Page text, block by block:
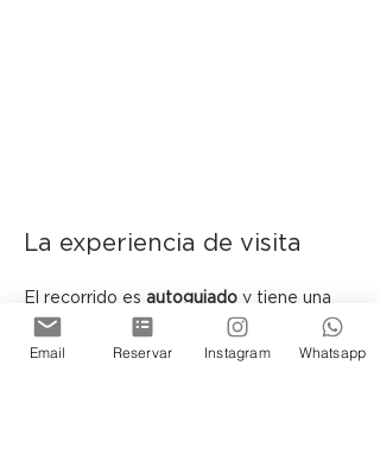
La experiencia de visita
El recorrido es autoguiado y tiene una
duración aproximada de
40 minutos
Email Reservar Instagram Whatsapp